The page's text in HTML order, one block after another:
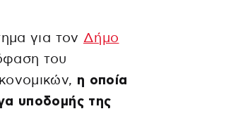
για τον Δήμο
του
η οποία
υποδομής της